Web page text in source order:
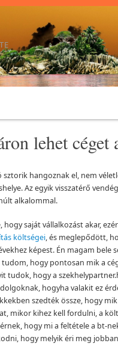
lehet céget
hangoznak el, nem
Az egyik visszatérő
alkalommal.
hogy saját vállalkozást akar,
költségei, és meglepődött,
képest. Én magam bele
tudom, hogy pontosan mik a
tudok, hogy a
hogyha valakit ez
szedték össze, hogy
mikor kihez kell fordulni, a
hogy mi a feltétele a bt-
hogy melyik éri meg